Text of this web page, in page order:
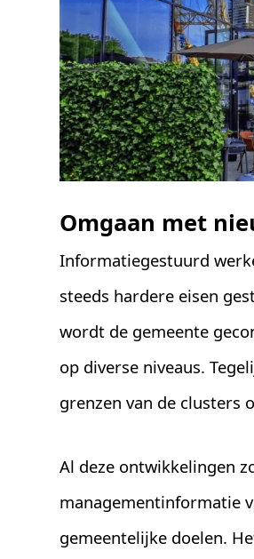
Omgaan met
Informatiegestuurd
steeds hardere eisen
wordt de gemeente
op diverse niveaus.
grenzen van de clusters
Al deze ontwikkelingen
managementinformatie
gemeentelijke doelen.